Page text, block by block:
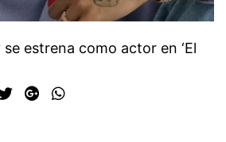
se estrena como actor en ‘El